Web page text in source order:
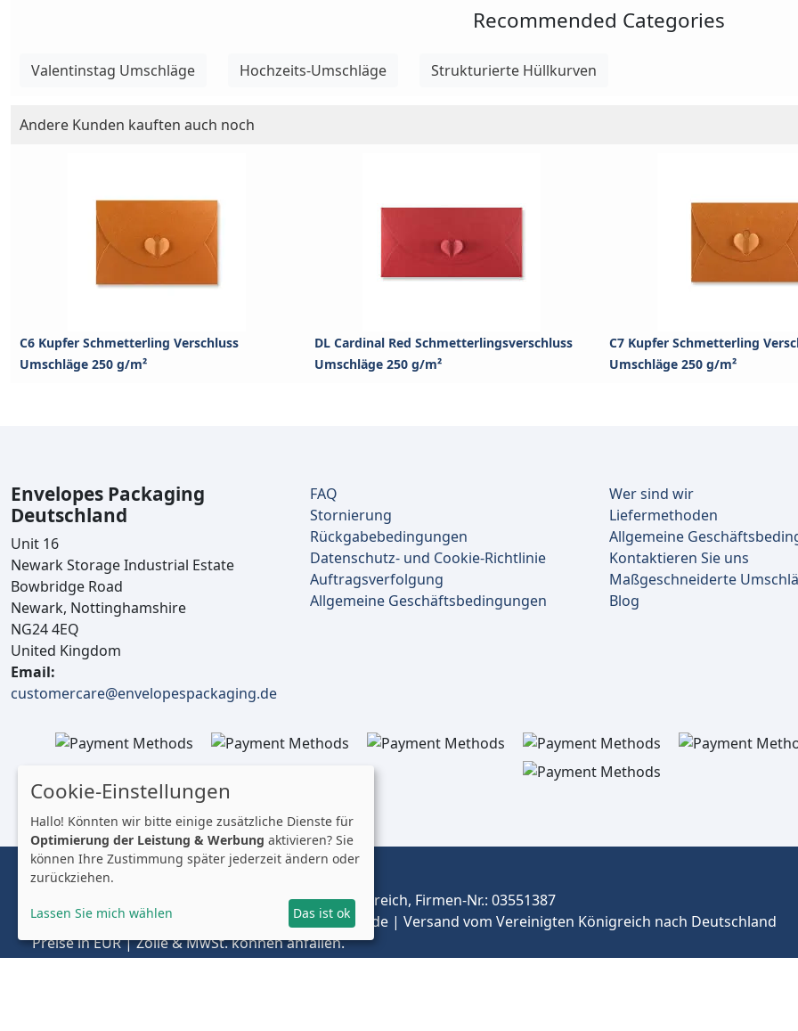
Recommended Categories
Valentinstag Umschläge Hochzeits-Umschläge Strukturierte Hüllkurven
Andere Kunden kauften auch noch
C6 Kupfer Schmetterling Verschluss
Umschläge 250 g/m²
DL Cardinal Red Schmetterlingsverschluss
Umschläge 250 g/m²
C7 Kupfer Schmetterling
Umschläge 250 g/m²
Envelopes Packaging
Deutschland
Unit 16
Newark Storage Industrial Estate
Bowbridge Road
Newark, Nottinghamshire
NG24 4EQ
United Kingdom
Email:
customercare@envelopespackaging.de
FAQ
Stornierung
Rückgabebedingungen
Datenschutz- und Cookie-Richtlinie
Auftragsverfolgung
Allgemeine Geschäftsbedingungen
Wer sind wir
Liefermethoden
Allgemeine
Kontaktieren Sie uns
Maßgeschneiderte
Blog
© 2025 Envelopes Ltd
Eingetragenes Unternehmen im Vereinigten Königreich, Firmen-Nr.: 03551387
Handelnd unter dem Namen envelopespackaging.de | Versand vom Vereinigten Königreich nach Deutschland
Preise in EUR | Zölle & MwSt. können anfallen.
Impressum
Cookie-Einstellungen
Hallo! Könnten wir bitte einige zusätzliche Dienste für
Optimierung der Leistung & Werbung aktivieren? Sie
können Ihre Zustimmung später jederzeit ändern oder
zurückziehen.
Lassen Sie mich wählen Das ist ok